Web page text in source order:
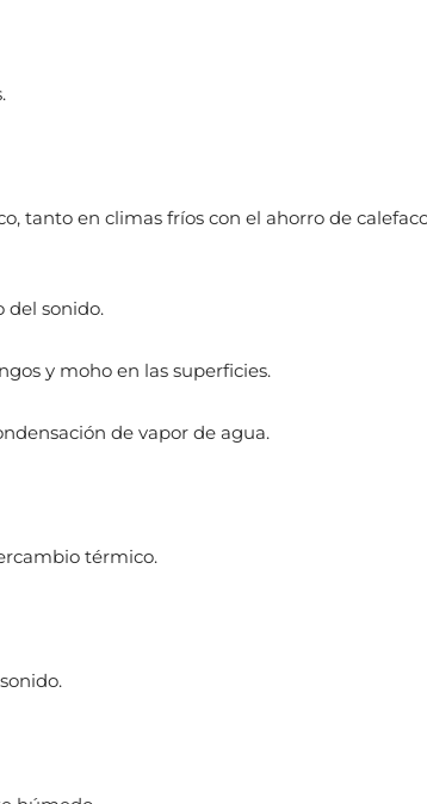
tanto en climas fríos con el ahorro de
del sonido.
y moho en las superficies.
de vapor de agua.
térmico.